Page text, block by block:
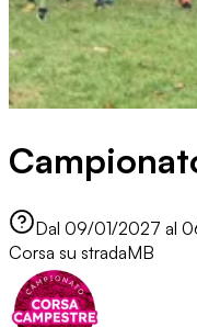
Dal 09/01/2027 al
Corsa su stradaMB